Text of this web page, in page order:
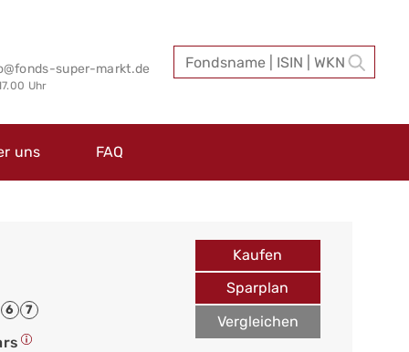
super-markt.de
Uhr
uns FAQ
6 7
Kaufen
Sparplan
Vergleichen